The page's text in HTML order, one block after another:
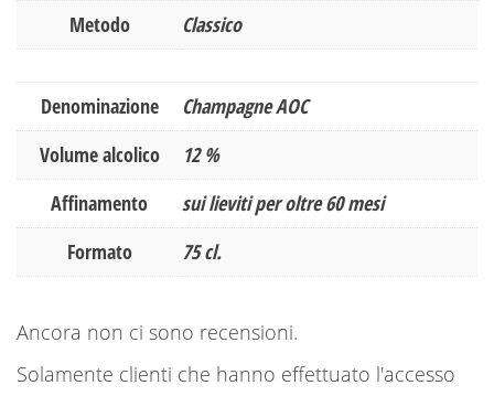
Metodo
Classico
Denominazione
Champagne AOC
Volume alcolico
12 %
Affinamento
sui lieviti per oltre 60 mesi
Formato
75 cl.
Ancora non ci sono recensioni.
Solamente clienti che hanno effettuato l'accesso